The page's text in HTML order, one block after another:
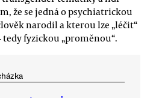
že se jedná o psychiatrickou
narodil a kterou lze „léčit“
fyzickou „proměnou“.